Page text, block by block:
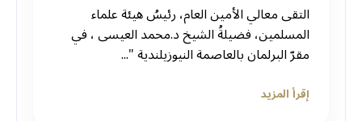
التقى معالي الأمين العام، رئيسُ هيئة علماء
المسلمين، فضيلةُ الشيخ د.⁧‫محمد العيسى‬⁩ ‬⁩، في
مقرّ البرلمان بالعاصمة النيوزيلندية "...
إقرأ المزيد